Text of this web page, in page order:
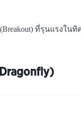
ที่รุนแรงใน